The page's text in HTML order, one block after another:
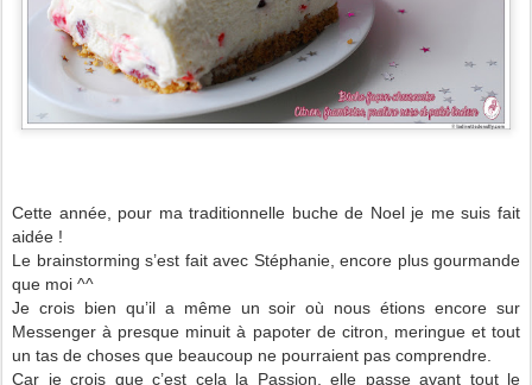
Cette année, pour ma traditionnelle buche de Noel je me suis fait
aidée !
Le brainstorming s’est fait avec Stéphanie, encore plus gourmande
que moi ^^
Je crois bien qu’il a même un soir où nous étions encore sur
Messenger à presque minuit à papoter de citron, meringue et tout
un tas de choses que beaucoup ne pourraient pas comprendre.
Car je crois que c’est cela la Passion, elle passe avant tout le